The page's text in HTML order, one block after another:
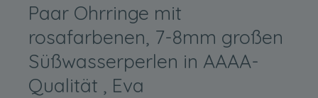
Paar Ohrringe mit
rosafarbenen, 7-8mm großen
Süßwasserperlen in AAAA-
Qualität , Eva